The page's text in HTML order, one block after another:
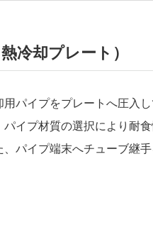
冷却プレート）
用パイプをプレートへ圧入
パイプ材質の選択により耐
、パイプ端末へチューブ継